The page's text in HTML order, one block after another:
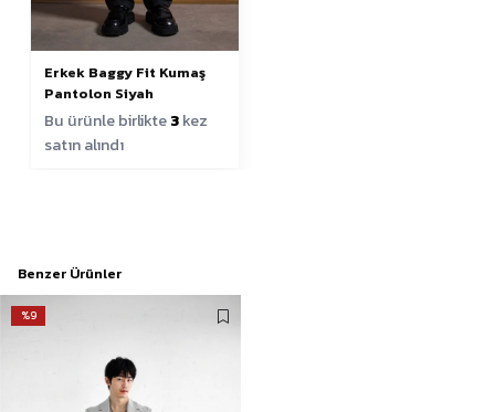
Erkek Baggy Fit Kumaş
Pantolon Siyah
Bu ürünle birlikte3kez
satın alındı
Benzer Ürünler
%9